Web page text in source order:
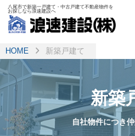
八尾市で新築一戸建て・中古戸建て不動産物件を
お探しなら浪速建設へ
HOME 新築戸建て
新築
自社物件につき